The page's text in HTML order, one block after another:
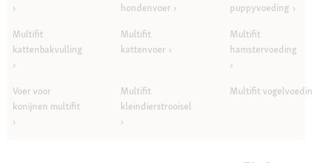
hondenvoer
puppyvoeding
Multifit
kattenbakvulling
Multifit
kattenvoer
Multifit
hamstervoeding
Voer voor
konijnen multifit
Multifit
kleindierstrooisel
Multifit